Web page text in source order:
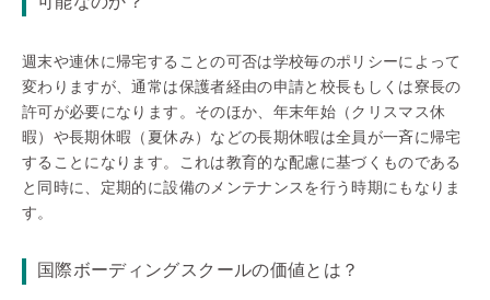
週末や連休に帰宅することの可否は学校毎のポリシーによって
変わりますが、通常は保護者経由の申請と校長もしくは寮長の
許可が必要になります。そのほか、年末年始（クリスマス休
暇）や長期休暇（夏休み）などの長期休暇は全員が一斉に帰宅
することになります。これは教育的な配慮に基づくものである
と同時に、定期的に設備のメンテナンスを行う時期にもなりま
す。
国際ボーディングスクールの価値とは？